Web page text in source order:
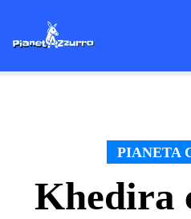
PIANETA
Khedira